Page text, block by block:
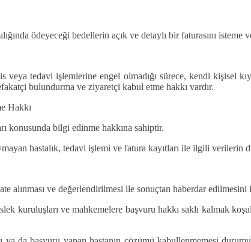
ödeyeceği bedellerin açık ve detaylı bir faturasını isteme
veya tedavi işlemlerine engel olmadığı sürece, kendi
bulundurma ve ziyaretçi kabul etme hakkı vardır.
Hakkı
konusunda bilgi edinme hakkına sahiptir.
hastalık, tedavi işlemi ve fatura kayıtları ile ilgili verilerin
alınması ve değerlendirilmesi ile sonuçtan haberdar edilmesini
kuruluşları ve mahkemelere başvuru hakkı saklı kalmak